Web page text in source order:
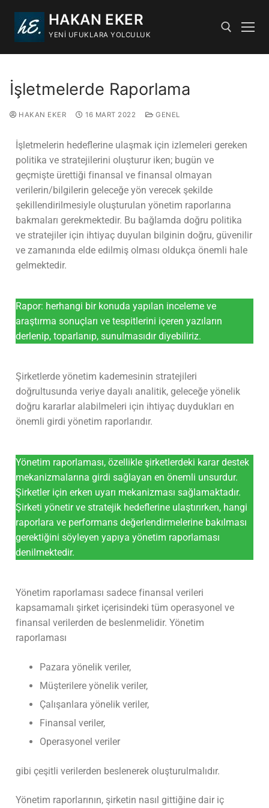
HAKAN EKER
YENI UFUKLARA YOLCULUK
İşletmelerde Raporlama
HAKAN EKER 16 MART 2022 GENEL
İşletmelerin hedeflerine ulaşmak için izlemeleri gereken
politika ve stratejilerini oluşturur iken; bugün ve
geçmişte ürettiği finansal ve finansal olmayan
verilerin/bilgilerin geleceğe yön verecek şekilde
şekillendirilmesiyle oluşturulan yönetim raporlarına
bakmaları gerekmektedir. Bu bağlamda doğru politika
ve stratejiler için ihtiyaç duyulan bilginin doğru, güvenilir
ve zamanında elde edilmiş olması oldukça önemli hale
gelmektedir.
Rapor: herhangi bir konuda yapılan inceleme ve
araştırma sonuçları ve tespitlerini içeren yazıların
derlenip, toparlanıp, sunulmasıdır diyebiliriz.
Şirketlerde yönetim kademesinin stratejileri
doğrultusunda veriye dayalı analitik, geleceğe yönelik
doğru kararlar alabilmeleri için ihtiyaç duydukları en
önemli girdi yönetim raporlarıdır.
Yönetim raporlaması, özellikle şirketlerdeki karar destek
mekanizmalarına girdi sağlayan en önemli unsurdur.
Şirketler için erken uyarı mekanizması sağlamaktadır.
Şirketi yönetir ve stratejik hedeflerine ulaştırırken, hangi
raporlara ve performans değerlendirmelerine bakılması
gerektiğini söyleyen yapıya yönetim raporlaması
denilmektedir.
Yönetim raporlaması sadece finansal verileri
kapsamamalı şirket içerisindeki tüm operasyonel ve
finansal verilerden de beslenmelidir. Yönetim
raporlaması
Pazara yönelik veriler,
Müşterilere yönelik veriler,
Çalışanlara yönelik veriler,
Finansal veriler,
Operasyonel veriler
gibi çeşitli verilerden beslenerek oluşturulmalıdır.
Yönetim raporlarının, şirketin nasıl gittiğine dair iç